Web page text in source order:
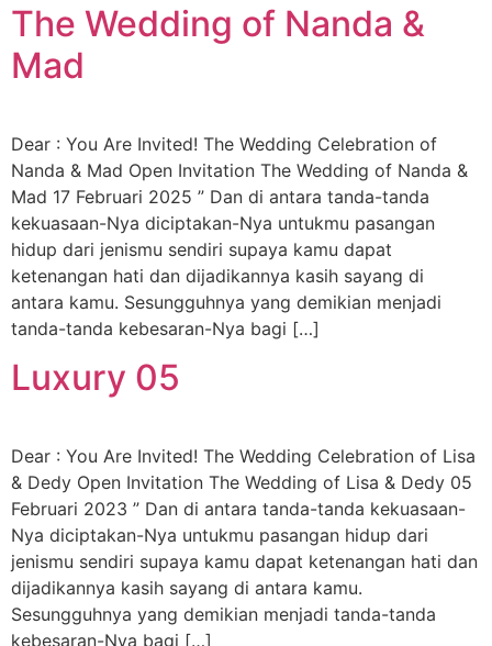
The Wedding of Nanda &
Mad
Dear : You Are Invited! The Wedding Celebration of
Nanda & Mad Open Invitation The Wedding of Nanda &
Mad 17 Februari 2025 ” Dan di antara tanda-tanda
kekuasaan-Nya diciptakan-Nya untukmu pasangan
hidup dari jenismu sendiri supaya kamu dapat
ketenangan hati dan dijadikannya kasih sayang di
antara kamu. Sesungguhnya yang demikian menjadi
tanda-tanda kebesaran-Nya bagi […]
Luxury 05
Dear : You Are Invited! The Wedding Celebration of Lisa
& Dedy Open Invitation The Wedding of Lisa & Dedy 05
Februari 2023 ” Dan di antara tanda-tanda kekuasaan-
Nya diciptakan-Nya untukmu pasangan hidup dari
jenismu sendiri supaya kamu dapat ketenangan hati dan
dijadikannya kasih sayang di antara kamu.
Sesungguhnya yang demikian menjadi tanda-tanda
kebesaran-Nya bagi […]